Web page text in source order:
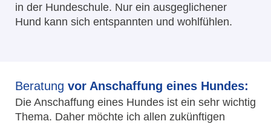
in der Hundeschule. Nur ein ausgeglichener
Hund kann sich entspannten und wohlfühlen.
Beratung vor Anschaffung eines Hundes:
Die Anschaffung eines Hundes ist ein sehr wichtig
Thema. Daher möchte ich allen zukünftigen